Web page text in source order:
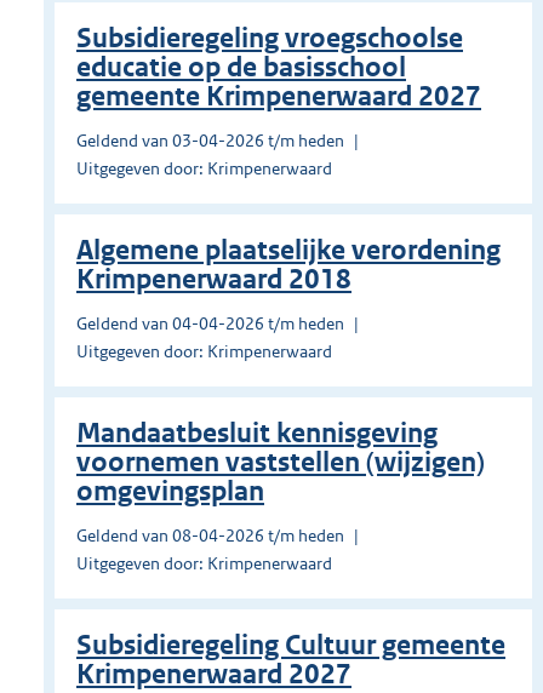
Subsidieregeling vroegschoolse
educatie op de basisschool
gemeente Krimpenerwaard 2027
Geldend van 03-04-2026 t/m heden
Uitgegeven door: Krimpenerwaard
Algemene plaatselijke verordening
Krimpenerwaard 2018
Geldend van 04-04-2026 t/m heden
Uitgegeven door: Krimpenerwaard
Mandaatbesluit kennisgeving
voornemen vaststellen (wijzigen)
omgevingsplan
Geldend van 08-04-2026 t/m heden
Uitgegeven door: Krimpenerwaard
Subsidieregeling Cultuur gemeente
Krimpenerwaard 2027